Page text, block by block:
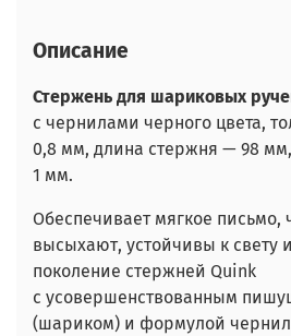
Описание
Стержень для шариковых
с чернилами черного цвета,
0,8 мм, длина стержня — 98
1 мм.
Обеспечивает мягкое письмо,
высыхают, устойчивы к свету
поколение стержней Quink
c усовершенствованным
(шариком) и формулой